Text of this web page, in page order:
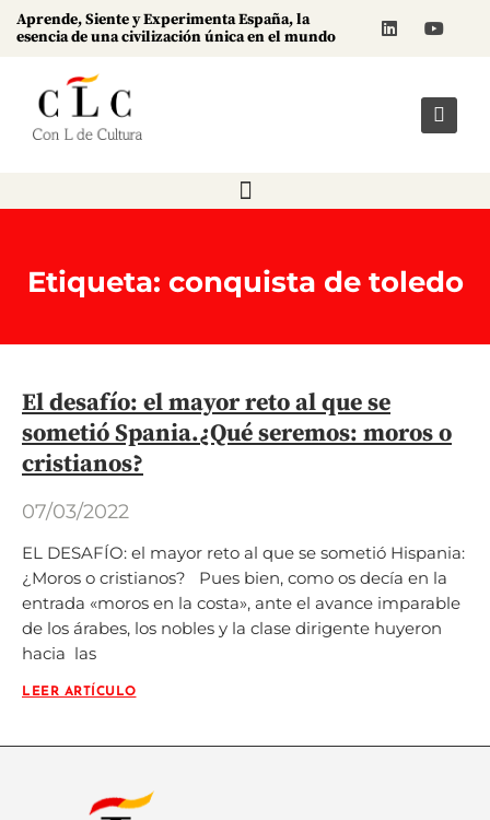
Aprende, Siente y Experimenta España, la
esencia de una civilización única en el mundo
Etiqueta: conquista de toledo
El desafío: el mayor reto al que se
sometió Spania.¿Qué seremos: moros o
cristianos?
07/03/2022
EL DESAFÍO: el mayor reto al que se sometió Hispania:
¿Moros o cristianos? Pues bien, como os decía en la
entrada «moros en la costa», ante el avance imparable
de los árabes, los nobles y la clase dirigente huyeron
hacia las
LEER ARTÍCULO